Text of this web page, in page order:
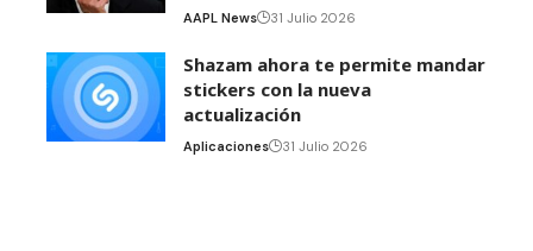
AAPL News 31 Julio 2026
Shazam ahora te permite mandar
stickers con la nueva
actualización
Aplicaciones 31 Julio 2026